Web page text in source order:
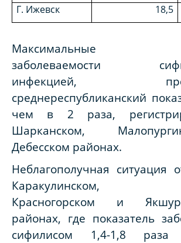
Г. Ижевск
18,5
Максимальные
заболеваемости
инфекцией,
среднереспубликанский
чем в 2 раза,
Шарканском,
Дебесском районах.
Неблагополучная ситуация
Каракулинском,
Красногорском и Якшур-
районах, где показатель
сифилисом 1,4-1,8 раза